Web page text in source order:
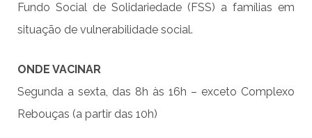
Fundo Social de Solidariedade (FSS) a famílias em
situação de vulnerabilidade social.
ONDE VACINAR
Segunda a sexta, das 8h às 16h – exceto Complexo
Rebouças (a partir das 10h)